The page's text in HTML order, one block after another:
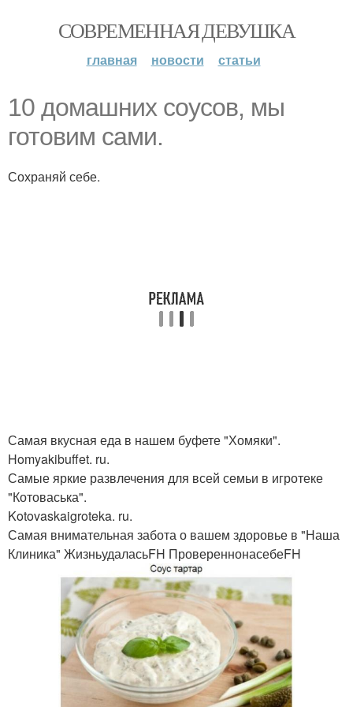
СОВРЕМЕННАЯ ДЕВУШКА
главная новости статьи
10 домашних соусов, мы
готовим сами.
Сохраняй себе.
Самая вкусная еда в нашем буфете "Хомяки".
Homyakibuffet. ru.
Самые яркие развлечения для всей семьи в игротеке
"Котоваська".
Kotovaskaigroteka. ru.
Самая внимательная забота о вашем здоровье в "Наша
Клиника" ЖизньудаласьFH ПровереннонасебеFH